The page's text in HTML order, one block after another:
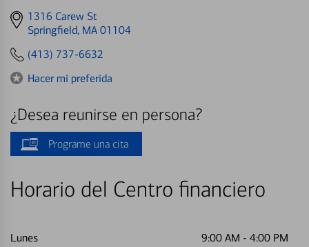
Get
directions
1316 Carew St
Springfield, MA 01104
(413) 737-6632
Hacer mi preferida
¿Desea reunirse en persona?
Programe una cita
Horario del Centro financiero
Lunes 9:00 AM - 4:00 PM